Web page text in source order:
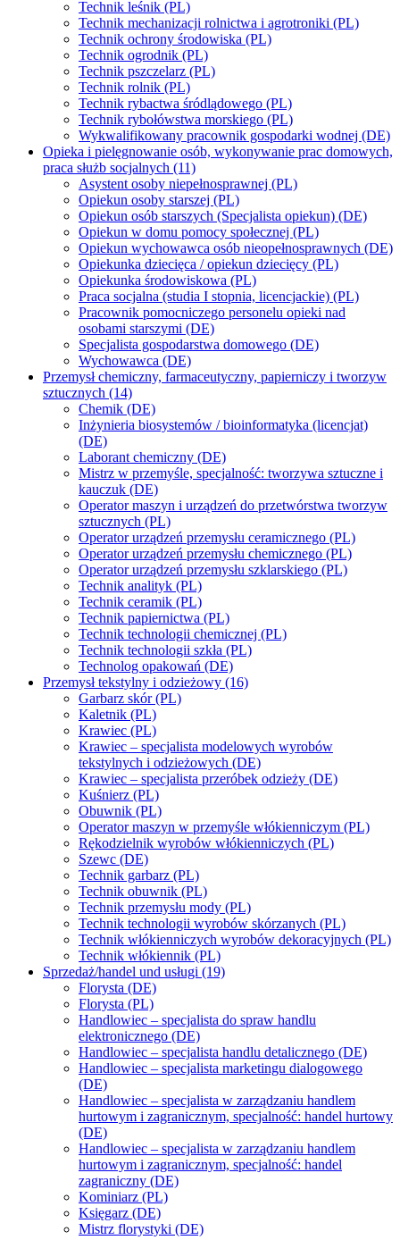
Technik leśnik (PL)
Technik mechanizacji rolnictwa i agrotroniki (PL)
Technik ochrony środowiska (PL)
Technik ogrodnik (PL)
Technik pszczelarz (PL)
Technik rolnik (PL)
Technik rybactwa śródlądowego (PL)
Technik rybołówstwa morskiego (PL)
Wykwalifikowany pracownik gospodarki wodnej (DE)
Opieka i pielęgnowanie osób, wykonywanie prac domowych,
praca służb socjalnych (11)
Asystent osoby niepełnosprawnej (PL)
Opiekun osoby starszej (PL)
Opiekun osób starszych (Specjalista opiekun) (DE)
Opiekun w domu pomocy społecznej (PL)
Opiekun wychowawca osób nieopełnosprawnych (DE)
Opiekunka dziecięca / opiekun dziecięcy (PL)
Opiekunka środowiskowa (PL)
Praca socjalna (studia I stopnia, licencjackie) (PL)
Pracownik pomocniczego personelu opieki nad
osobami starszymi (DE)
Specjalista gospodarstwa domowego (DE)
Wychowawca (DE)
Przemysł chemiczny, farmaceutyczny, papierniczy i tworzyw
sztucznych (14)
Chemik (DE)
Inżynieria biosystemów / bioinformatyka (licencjat)
(DE)
Laborant chemiczny (DE)
Mistrz w przemyśle, specjalność: tworzywa sztuczne i
kauczuk (DE)
Operator maszyn i urządzeń do przetwórstwa tworzyw
sztucznych (PL)
Operator urządzeń przemysłu ceramicznego (PL)
Operator urządzeń przemysłu chemicznego (PL)
Operator urządzeń przemysłu szklarskiego (PL)
Technik analityk (PL)
Technik ceramik (PL)
Technik papiernictwa (PL)
Technik technologii chemicznej (PL)
Technik technologii szkła (PL)
Technolog opakowań (DE)
Przemysł tekstylny i odzieżowy (16)
Garbarz skór (PL)
Kaletnik (PL)
Krawiec (PL)
Krawiec – specjalista modelowych wyrobów
tekstylnych i odzieżowych (DE)
Krawiec – specjalista przeróbek odzieży (DE)
Kuśnierz (PL)
Obuwnik (PL)
Operator maszyn w przemyśle włókienniczym (PL)
Rękodzielnik wyrobów włókienniczych (PL)
Szewc (DE)
Technik garbarz (PL)
Technik obuwnik (PL)
Technik przemysłu mody (PL)
Technik technologii wyrobów skórzanych (PL)
Technik włókienniczych wyrobów dekoracyjnych (PL)
Technik włókiennik (PL)
Sprzedaż/handel und usługi (19)
Florysta (DE)
Florysta (PL)
Handlowiec – specjalista do spraw handlu
elektronicznego (DE)
Handlowiec – specjalista handlu detalicznego (DE)
Handlowiec – specjalista marketingu dialogowego
(DE)
Handlowiec – specjalista w zarządzaniu handlem
hurtowym i zagranicznym, specjalność: handel hurtowy
(DE)
Handlowiec – specjalista w zarządzaniu handlem
hurtowym i zagranicznym, specjalność: handel
zagraniczny (DE)
Kominiarz (PL)
Księgarz (DE)
Mistrz florystyki (DE)